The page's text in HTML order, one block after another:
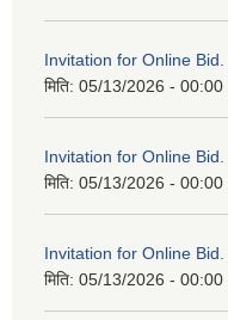
Invitation for Online Bid.
मिति: 05/13/2026 - 00:00
Invitation for Online Bid.
मिति: 05/13/2026 - 00:00
Invitation for Online Bid.
मिति: 05/13/2026 - 00:00